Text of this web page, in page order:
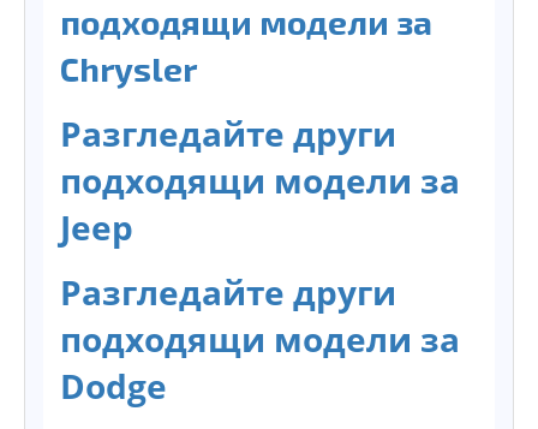
подходящи модели за
Chrysler
Разгледайте други
подходящи модели за
Jeep
Разгледайте други
подходящи модели за
Dodge